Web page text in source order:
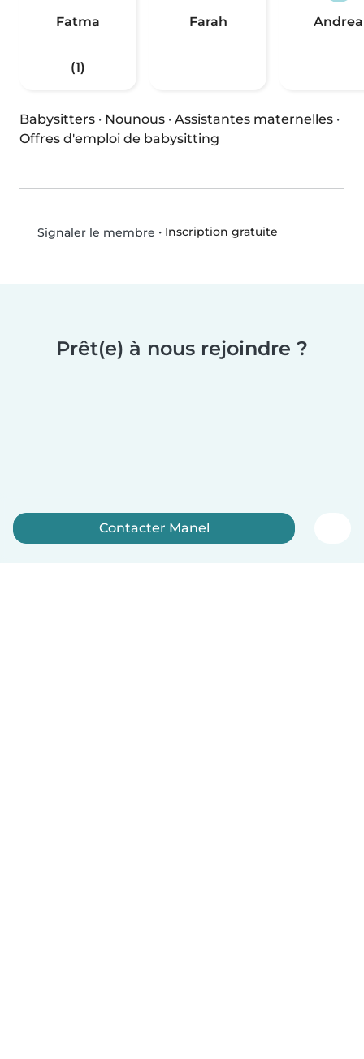
Fatma
(1)
Farah Andrea
Babysitters · Nounous · Assistantes maternelles ·
Offres d'emploi de babysitting
Signaler le membre • Inscription gratuite
Prêt(e) à nous rejoindre ?
Contacter Manel